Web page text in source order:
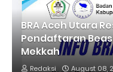
BRA Aceh Utara
Pendaftaran
Mekkah
Redaksi August 08,